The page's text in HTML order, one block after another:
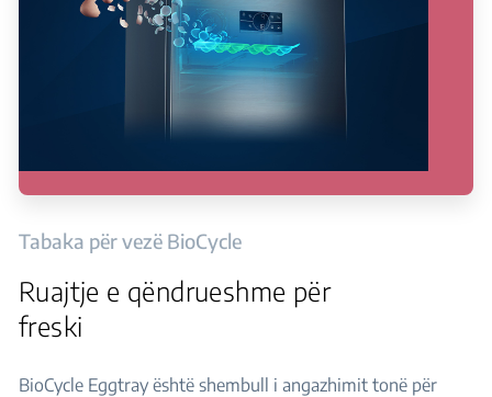
Tabaka për vezë BioCycle
Ruajtje e qëndrueshme për
freski
BioCycle Eggtray është shembull i angazhimit tonë për